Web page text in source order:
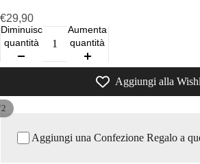
2
€29,90
Diminuisci
quantità
Aumenta
quantità
Aggiungi alla
Aggiungi una Confezione Regalo a